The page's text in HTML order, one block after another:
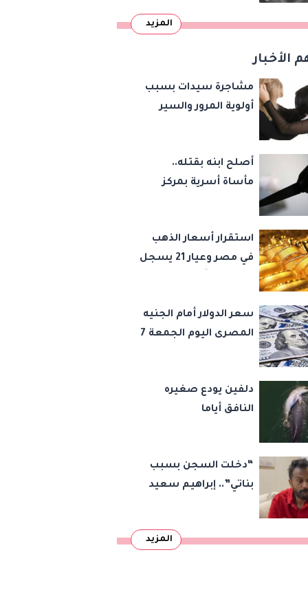
المزيد
الأخبار
مشاجرة سيدات بسبب
أولوية المرور والسير
أصلح ابنه بقتله..
مأساة أسرية بمركز
استقرار أسعار الذهب
في مصر وعيار 21 يسجل
سعر الدولار أمام الجنيه
المصرى اليوم الجمعة 7
دلفين يودع صغيره
النافق أياما
“دخلت السجن بسبب
بناتي”.. إبراهيم سعيد
لابنتيه
المزيد